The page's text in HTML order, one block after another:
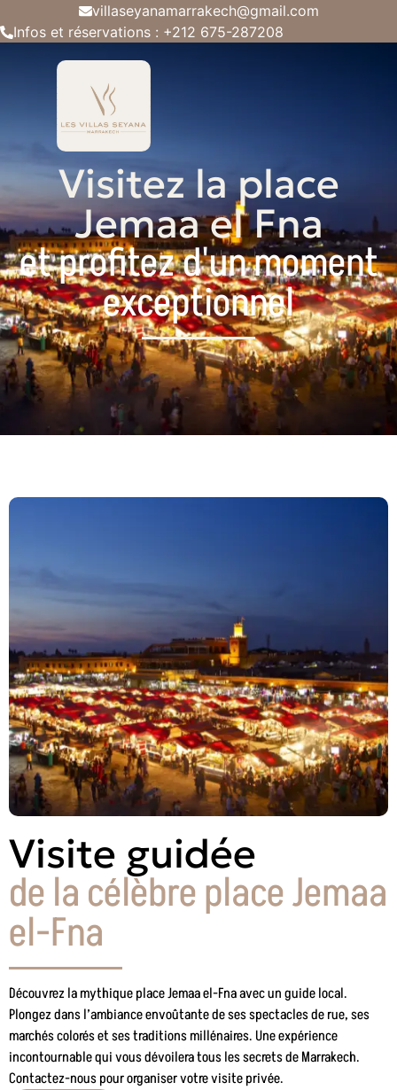
villaseyanamarrakech@gmail.com
Infos et réservations : +212 675-287208
Visitez la place
Jemaa el Fna
et profitez d'un moment
exceptionnel
Visite guidée
de la célèbre place Jemaa
el-Fna
Découvrez la mythique place Jemaa el-Fna avec un guide local.
Plongez dans l’ambiance envoûtante de ses spectacles de rue, ses
marchés colorés et ses traditions millénaires. Une expérience
incontournable qui vous dévoilera tous les secrets de Marrakech.
Contactez-nous pour organiser votre visite privée.